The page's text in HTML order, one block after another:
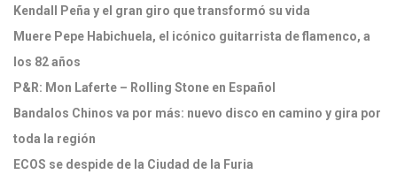
Kendall Peña y el gran giro que transformó su vida
Muere Pepe Habichuela, el icónico guitarrista de flamenco, a
los 82 años
P&R: Mon Laferte – Rolling Stone en Español
Bandalos Chinos va por más: nuevo disco en camino y gira por
toda la región
ECOS se despide de la Ciudad de la Furia